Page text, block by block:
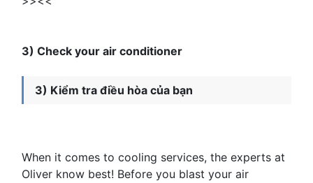
3) Check your air conditioner
3) Kiểm tra điều hòa của bạn
When it comes to cooling services, the experts at
Oliver know best! Before you blast your air